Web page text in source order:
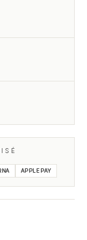
APPLE PAY